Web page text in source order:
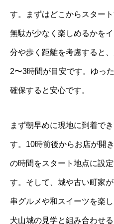
す。まずはどこからスター
無駄が少なく楽しめるかを
分や歩く距離を考慮すると
2〜3時間が目安です。ゆっ
確保すると安心です。
まず朝早めに現地に到着で
す。10時前後からお店が開
の時間をスタート地点に設
す。そして、城や古い町家
串グルメや和スイーツを楽
犬山城の見学と組み合わせ